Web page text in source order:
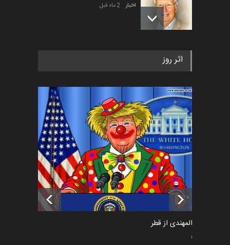
اخبار 2 ماه قبل
رویداد کارگاهی کارتون و پوستر
اخبار 6 ماه قبل
فراخوان رویداد کارگاهی کارتون و
پوستر "ایران سربل…
اخبار 6 ماه قبل
تسلیت به همکار | سهراب خیری
اخبار 6 ماه قبل
اثر روز
سعد المهندی از قطر
سیاسی